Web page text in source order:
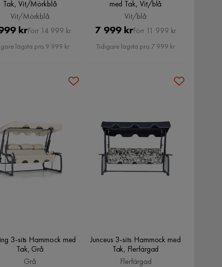
Tak, Vit/Mörkblå
Vit/Mörkblå
Pris
krOriginal
Pris
Förr 14 999 kr
lägsta pris 9 999 kr
med Tak, Vit/blå
Vit/blå
Pris
7 999 krOriginal
Pris
Förr 11 999 kr
Tidigare lägsta pris 7 999 kr
3-sits Hammock med
Tak, Grå
Grå
Junceus 3-sits Hammock med
Tak, Flerfärgad
Flerfärgad